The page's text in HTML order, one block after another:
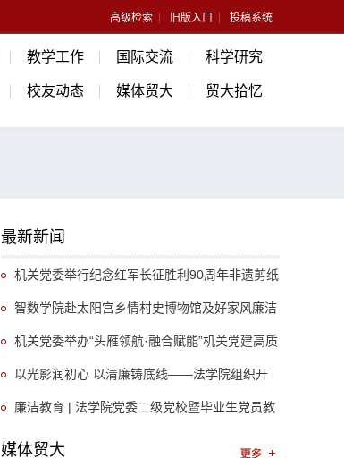
高级检索 旧版入口 投稿系统
教学工作 国际交流 科学研究
校友动态 媒体贸大 贸大拾忆
最新新闻
机关党委举行纪念红军长征胜利90周年非遗剪纸
沉浸式主题党日活动
智数学院赴太阳宫乡情村史博物馆及好家风廉洁
文化园开展廉洁教育活动
机关党委举办“头雁领航·融合赋能”机关党建高质
量发展论坛
以光影润初心 以清廉铸底线——法学院组织开
展廉洁文化教育学习活动
廉洁教育 | 法学院党委二级党校暨毕业生党员教
育顺利举行
媒体贸大